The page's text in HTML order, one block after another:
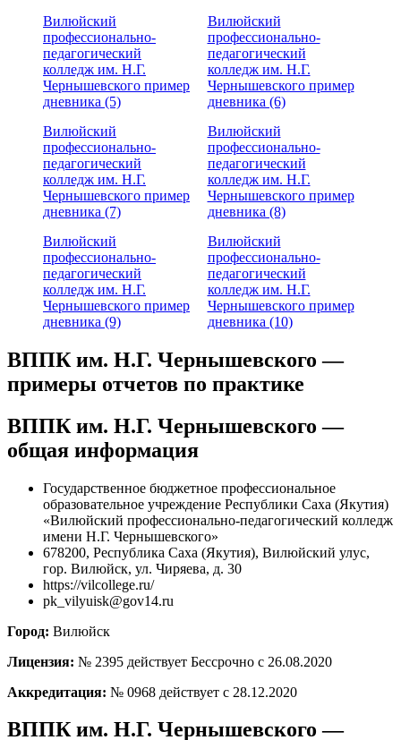
Вилюйский
профессионально-
педагогический
колледж им. Н.Г.
Чернышевского пример
дневника (5)
Вилюйский
профессионально-
педагогический
колледж им. Н.Г.
Чернышевского пример
дневника (6)
Вилюйский
профессионально-
педагогический
колледж им. Н.Г.
Чернышевского пример
дневника (7)
Вилюйский
профессионально-
педагогический
колледж им. Н.Г.
Чернышевского пример
дневника (8)
Вилюйский
профессионально-
педагогический
колледж им. Н.Г.
Чернышевского пример
дневника (9)
Вилюйский
профессионально-
педагогический
колледж им. Н.Г.
Чернышевского пример
дневника (10)
ВППК им. Н.Г. Чернышевского —
примеры отчетов по практике
ВППК им. Н.Г. Чернышевского —
общая информация
Государственное бюджетное профессиональное
образовательное учреждение Республики Саха (Якутия)
«Вилюйский профессионально-педагогический колледж
имени Н.Г. Чернышевского»
678200, Республика Саха (Якутия), Вилюйский улус,
гор. Вилюйск, ул. Чиряева, д. 30
https://vilcollege.ru/
pk_vilyuisk@gov14.ru
Город: Вилюйск
Лицензия: № 2395 действует Бессрочно с 26.08.2020
Аккредитация: № 0968 действует с 28.12.2020
ВППК им. Н.Г. Чернышевского —